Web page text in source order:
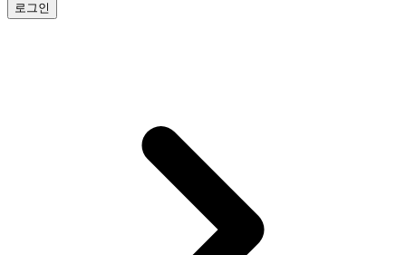
로그인